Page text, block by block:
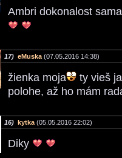
Ambri dokonalost
17) eMuska (07.05.2016 14:38)
žienka moja
ty vieš
polohe, až ho mám
16) kytka (05.05.2016 22:02)
Diky